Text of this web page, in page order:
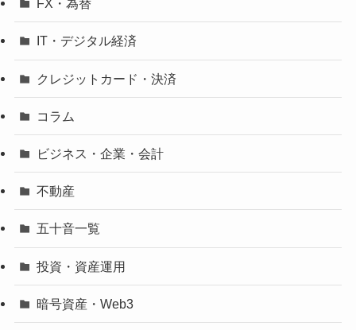
FX・為替
IT・デジタル経済
クレジットカード・決済
コラム
ビジネス・企業・会計
不動産
五十音一覧
投資・資産運用
暗号資産・Web3